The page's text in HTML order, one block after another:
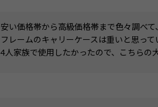
安い価格帯から高級価格帯まで色々調べ
フレームのキャリーケースは重いと思っ
4人家族で使用したかったので、こちらの